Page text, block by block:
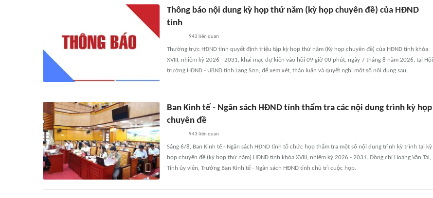
Thông báo nội dung kỳ họp thứ năm (kỳ họp chuyên đề) của HĐND
tỉnh
943 liên quan
Thường trực HĐND tỉnh quyết định triệu tập kỳ họp thứ năm (Kỳ họp chuyên đề) của HĐND tỉnh khóa
XVIII, nhiệm kỳ 2026 - 2031, khai mạc dự kiến vào hồi 09 giờ 00 phút, ngày 7 tháng 8 năm 2026, tại Hội
trường HĐND - UBND tỉnh Lạng Sơn, để xem xét, thảo luận và quyết nghị một số nội dung sau:
Ban Kinh tế - Ngân sách HĐND tỉnh thẩm tra các nội dung trình kỳ họp
chuyên đề
943 liên quan
Sáng 6/8, Ban Kinh tế - Ngân sách HĐND tỉnh tổ chức họp thẩm tra một số nội dung trình kỳ trình tại kỳ
họp chuyên đề (kỳ họp thứ năm) HĐND tỉnh khóa XVIII, nhiệm kỳ 2026 - 2031. Đồng chí Hoàng Văn Tài,
Tỉnh ủy viên, Trưởng Ban Kinh tế - Ngân sách HĐND tỉnh chủ trì cuộc họp.